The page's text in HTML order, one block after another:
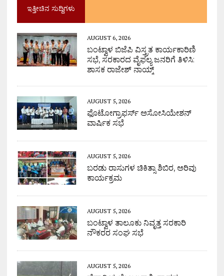
ಇತ್ತೀಚಿನ ಸುದ್ದಿಗಳು
AUGUST 6, 2026
ಬಂಟ್ವಾಳ ಬಿಜೆಪಿ ವಿಸ್ತ್ರತ ಕಾರ್ಯಕಾರಿಣಿ
ಸಭೆ, ಸರಕಾರದ ವೈಫಲ್ಯ ಜನರಿಗೆ ತಿಳಿಸಿ:
ಶಾಸಕ ರಾಜೇಶ್ ನಾಯ್ಕ್
AUGUST 5, 2026
ಫೊಟೋಗ್ರಾಫರ್ಸ್ ಅಸೋಸಿಯೇಶನ್
ವಾರ್ಷಿಕ ಸಭೆ
AUGUST 5, 2026
ಬರಡು ರಾಸುಗಳ ಚಿಕಿತ್ಸಾ ಶಿಬಿರ, ಅರಿವು
ಕಾರ್ಯಕ್ರಮ
AUGUST 5, 2026
ಬಂಟ್ವಾಳ ತಾಲೂಕು ನಿವೃತ್ತ ಸರಕಾರಿ
ನೌಕರರ ಸಂಘ ಸಭೆ
AUGUST 5, 2026